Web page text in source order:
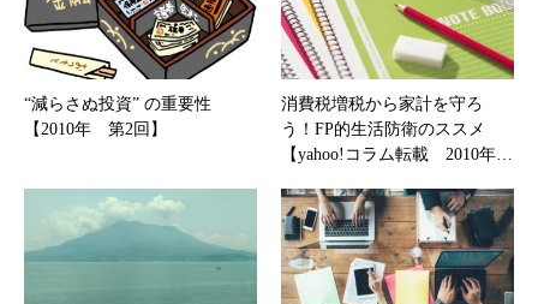
“減らさぬ投資” の重要性
【2010年 第2回】
消費税増税から家計を守ろ
う！FP的生活防衛のススメ
【yahoo!コラム転載 2010年…